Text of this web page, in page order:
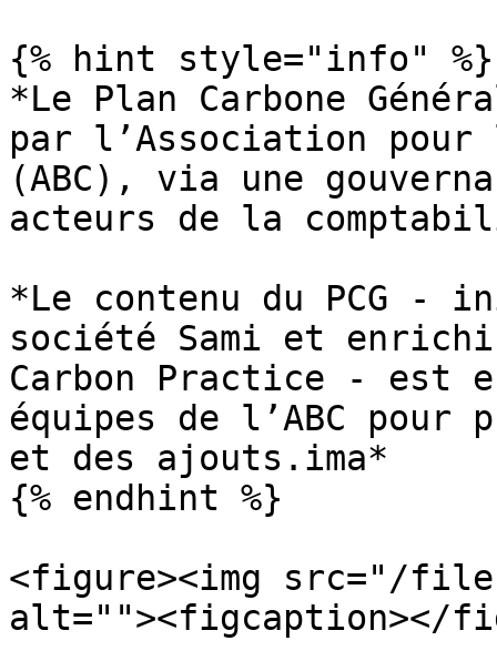
{% hint style="info" %}
*Le Plan Carbone
par l’Association pour
(ABC), via une
acteurs de la
*Le contenu du PCG -
société Sami et enrichi
Carbon Practice - est
équipes de l’ABC pour
et des ajouts.ima*
{% endhint %}
<figure><img src="/files/
alt=""><figcaption></